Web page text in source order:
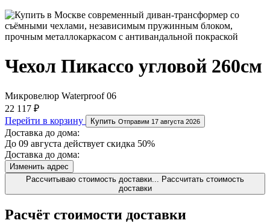
Чехол Пикассо угловой 260см
Микровелюр Waterproof 06
22 117 ₽
Перейти в корзину
Купить Отправим 17 августа 2026
Доставка до дома:
До 09 августа действует скидка 50%
Доставка до дома:
Изменить адрес
Рассчитываю стоимость доставки...
Рассчитать стоимость
доставки
Расчёт стоимости доставки